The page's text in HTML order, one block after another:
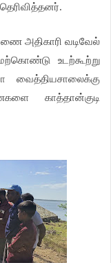
அதிகாரி வடிவேல்
உடற்கூற்று
வைத்தியசாலைக்கு
காத்தான்குடி